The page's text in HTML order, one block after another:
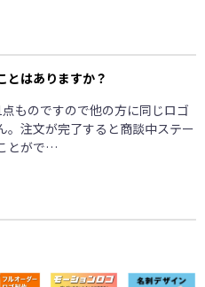
とはありますか？
ものですので他の方に同じロゴ
。注文が完了すると商談中ステー
とがで…